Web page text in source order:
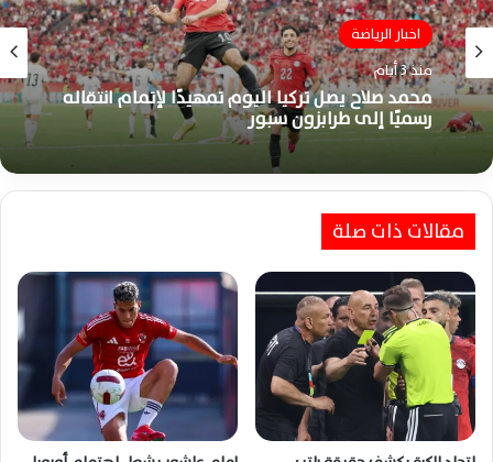
اخبار الرياضة
منذ 3 أيام
محمد صلاح يصل تركيا اليوم تمهيدًا لإتمام انتقاله
رسميًا إلى طرابزون سبور
مقالات ذات صلة